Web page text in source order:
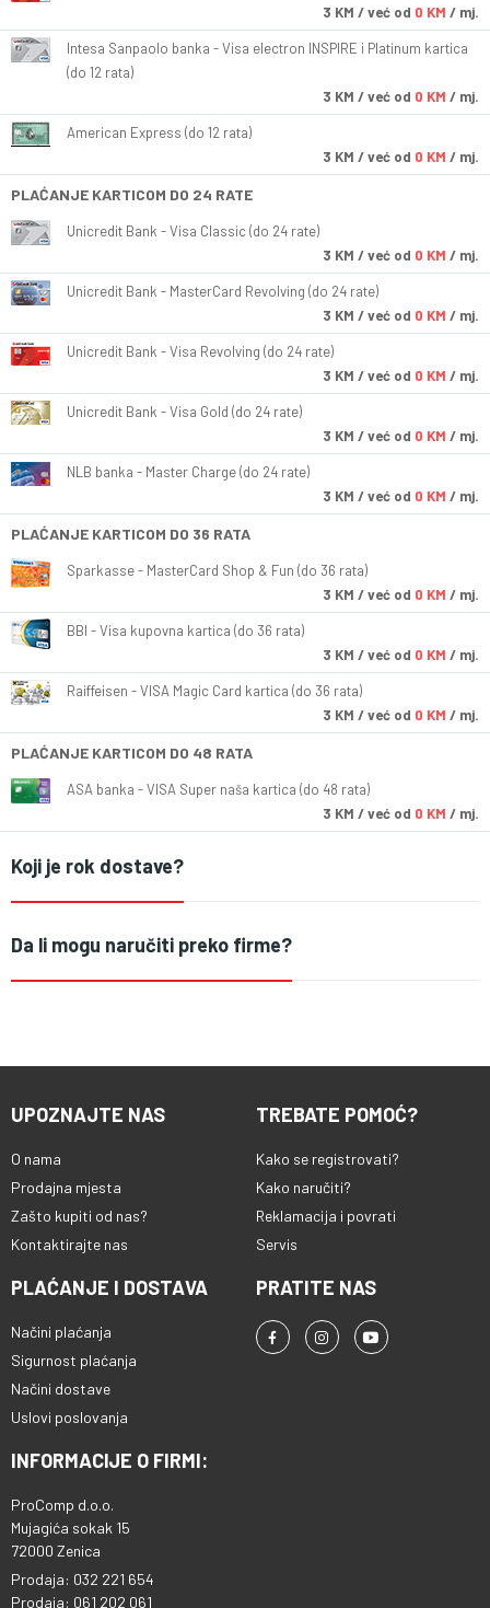
3 KM / već od 0 KM / mj.
Intesa Sanpaolo banka - Visa electron INSPIRE i Platinum kartica
(do 12 rata)
3 KM / već od 0 KM / mj.
American Express (do 12 rata)
3 KM / već od 0 KM / mj.
PLAĆANJE KARTICOM DO 24 RATE
Unicredit Bank - Visa Classic (do 24 rate)
3 KM / već od 0 KM / mj.
Unicredit Bank - MasterCard Revolving (do 24 rate)
3 KM / već od 0 KM / mj.
Unicredit Bank - Visa Revolving (do 24 rate)
3 KM / već od 0 KM / mj.
Unicredit Bank - Visa Gold (do 24 rate)
3 KM / već od 0 KM / mj.
NLB banka - Master Charge (do 24 rate)
3 KM / već od 0 KM / mj.
PLAĆANJE KARTICOM DO 36 RATA
Sparkasse - MasterCard Shop & Fun (do 36 rata)
3 KM / već od 0 KM / mj.
BBI - Visa kupovna kartica (do 36 rata)
3 KM / već od 0 KM / mj.
Raiffeisen - VISA Magic Card kartica (do 36 rata)
3 KM / već od 0 KM / mj.
PLAĆANJE KARTICOM DO 48 RATA
ASA banka - VISA Super naša kartica (do 48 rata)
3 KM / već od 0 KM / mj.
Koji je rok dostave?
Da li mogu naručiti preko firme?
UPOZNAJTE NAS
O nama
Prodajna mjesta
Zašto kupiti od nas?
Kontaktirajte nas
TREBATE POMOĆ?
Kako se registrovati?
Kako naručiti?
Reklamacija i povrati
Servis
PLAĆANJE I DOSTAVA
Načini plaćanja
Sigurnost plaćanja
Načini dostave
Uslovi poslovanja
PRATITE NAS
INFORMACIJE O FIRMI:
ProComp d.o.o.
Mujagića sokak 15
72000 Zenica
Prodaja: 032 221 654
Prodaja: 061 202 061